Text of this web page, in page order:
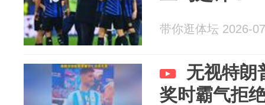
带你逛体坛 2026-
无视特朗
奖时霸气拒